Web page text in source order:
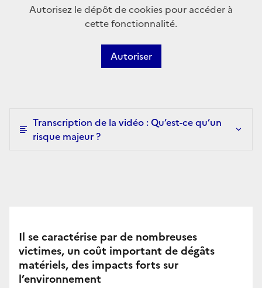
Autorisez le dépôt de cookies pour accéder à
cette fonctionnalité.
Autoriser
Transcription de la vidéo : Qu’est-ce qu’un
risque majeur ?
Il se caractérise par de nombreuses
victimes, un coût important de dégâts
matériels, des impacts forts sur
l’environnement